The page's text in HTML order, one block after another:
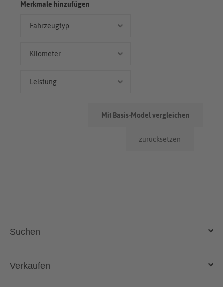
Merkmale hinzufügen
Fahrzeugtyp
Kombi
Kilometer
Leistung
zurücksetzen
Mit Basis-Model vergleichen
Suchen
Auto kaufen
Verkaufen